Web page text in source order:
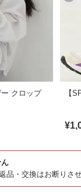
クロップ
【
品・交換はお断りさ